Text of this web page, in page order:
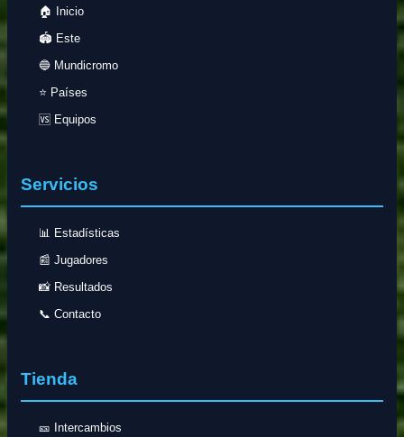
🏠 Inicio
🏟️ Este
🔵 Mundicromo
⭐ Países
🆚 Equipos
Servicios
📊 Estadísticas
📰 Jugadores
📸 Resultados
📞 Contacto
Tienda
🎫 Intercambios